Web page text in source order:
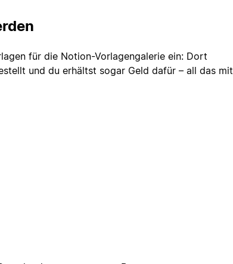
für die Notion-Vorlagengalerie ein: Dort
und du erhältst sogar Geld dafür – all das mit